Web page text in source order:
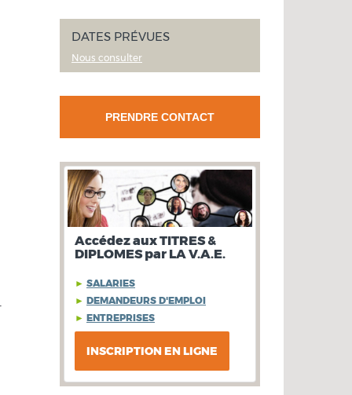
DATES PRÉVUES
Nous consulter
PRENDRE CONTACT
Accédez aux TITRES &
DIPLOMES par LA V.A.E.
► SALARIES
► DEMANDEURS D'EMPLOI
► ENTREPRISES
INSCRIPTION EN LIGNE